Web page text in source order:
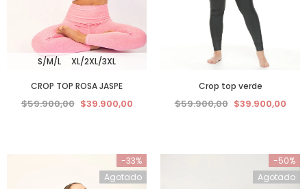
S/M/L XL/2XL/3XL
CROP TOP ROSA JASPE
$59.900,00 $39.900,00
Crop top verde
$59.900,00 $39.900,00
-33%
Agotado
-50%
Agotado